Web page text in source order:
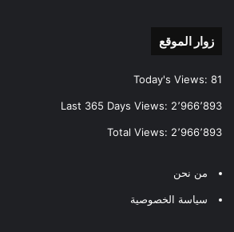
زوار الموقع
Today's Views: 81
Last 365 Days Views: 2٬966٬893
Total Views: 2٬966٬893
من نحن
سياسة الخصوصية